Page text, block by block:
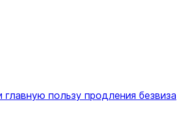
главную пользу продления безвиза